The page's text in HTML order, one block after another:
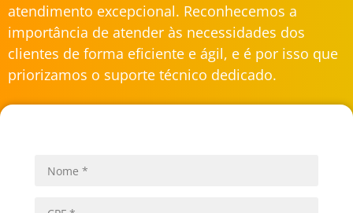
atendimento excepcional. Reconhecemos a
importância de atender às necessidades dos
clientes de forma eficiente e ágil, e é por isso que
priorizamos o suporte técnico dedicado.